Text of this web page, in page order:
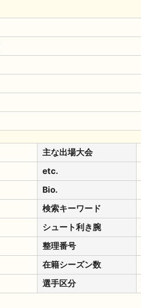
主な出場大会
etc.
Bio.
検索キーワード
シュート利き腕
整理番号
在籍シーズン数
選手区分